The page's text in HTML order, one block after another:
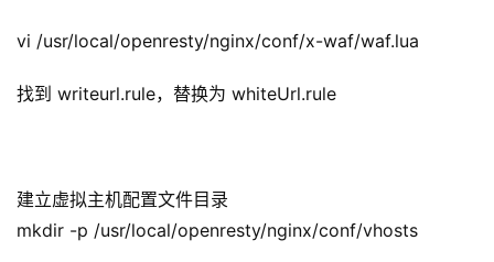
vi /usr/local/openresty/nginx/conf/x-waf/waf.lua
找到 writeurl.rule，替换为 whiteUrl.rule
建立虚拟主机配置文件目录
mkdir -p /usr/local/openresty/nginx/conf/vhosts